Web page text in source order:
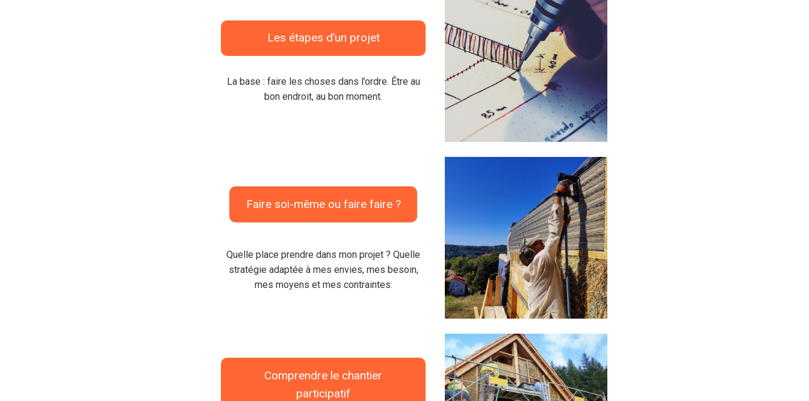
Les étapes d’un projet
La base : faire les choses dans l’ordre. Être au
bon endroit, au bon moment.
Faire soi-même ou faire faire ?
Quelle place prendre dans mon projet ? Quelle
stratégie adaptée à mes envies, mes besoin,
mes moyens et mes contraintes.
Comprendre le chantier
participatif